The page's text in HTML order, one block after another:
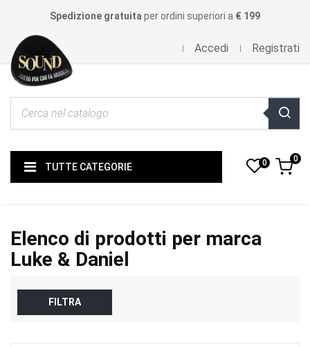
Spedizione gratuita per ordini superiori a € 199
Accedi Registrati
TUTTE CATEGORIE 0 0
Elenco di prodotti per marca
Luke & Daniel
FILTRA